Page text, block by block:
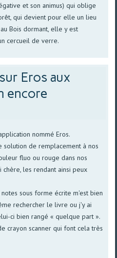
et son animus) qui oblige
qui devient pour elle un lieu
Bois dormant, elle y est
cercueil de verre.
Eros aux
encore
nommé Eros.
solution de remplacement à nos
fluo ou rouge dans nos
les rendant ainsi peux
sous forme écrite m'est bien
rechercher le livre ou j'y ai
ci bien rangé « quelque part ».
crayon scanner qui font cela très